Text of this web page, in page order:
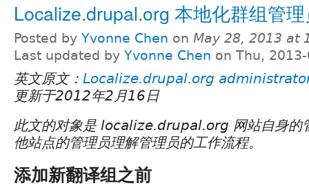
Localize.drupal.org 本地化群组管
Posted by Yvonne Chen on May 28, 2013 at
Last updated by Yvonne Chen on Thu,
英文原文： Localize.drupal.org
更新于2012年2月16日
此文的对象是 localize.drupal.org 网站自身的
他站点的管理员理解管理员的工作流程。
添加新翻译组之前